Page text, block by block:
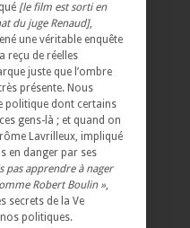
[le film est sorti en
du juge Renaud],
une véritable enquête
reçu de réelles
juste que l’ombre
présente. Nous
politique dont certains
gens-là ; et quand on
Lavrilleux, impliqué
en danger par ses
pas apprendre à nager
Robert Boulin »,
secrets de la Ve
politiques.